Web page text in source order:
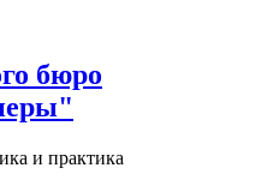
бюро
и практика